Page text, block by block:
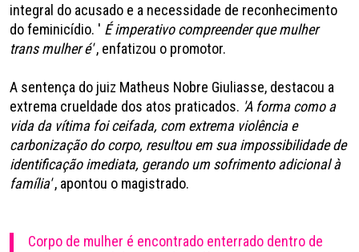
integral do acusado e a necessidade de reconhecimento
do feminicídio. ' É imperativo compreender que mulher
trans mulher é', enfatizou o promotor.
A sentença do juiz Matheus Nobre Giuliasse, destacou a
extrema crueldade dos atos praticados. 'A forma como a
vida da vítima foi ceifada, com extrema violência e
carbonização do corpo, resultou em sua impossibilidade de
identificação imediata, gerando um sofrimento adicional à
família', apontou o magistrado.
Corpo de mulher é encontrado enterrado dentro de